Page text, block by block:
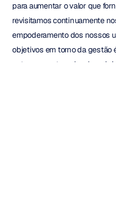
para aumentar o valor que
revisitamos continuamente
empoderamento dos nossos
objetivos em torno da gestão
estamos contemplando as